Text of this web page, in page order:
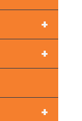
+
+
+